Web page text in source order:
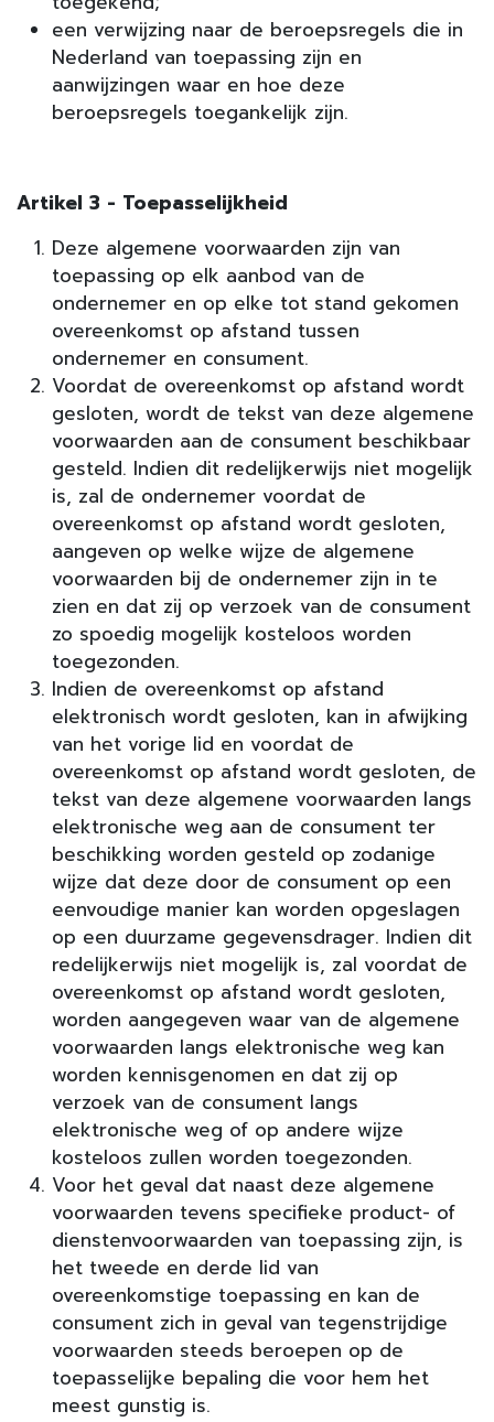
een verwijzing naar de beroepsregels die in
Nederland van toepassing zijn en
aanwijzingen waar en hoe deze
beroepsregels toegankelijk zijn.
Artikel 3 - Toepasselijkheid
Deze algemene voorwaarden zijn van
toepassing op elk aanbod van de
ondernemer en op elke tot stand gekomen
overeenkomst op afstand tussen
ondernemer en consument.
Voordat de overeenkomst op afstand wordt
gesloten, wordt de tekst van deze algemene
voorwaarden aan de consument beschikbaar
gesteld. Indien dit redelijkerwijs niet mogelijk
is, zal de ondernemer voordat de
overeenkomst op afstand wordt gesloten,
aangeven op welke wijze de algemene
voorwaarden bij de ondernemer zijn in te
zien en dat zij op verzoek van de consument
zo spoedig mogelijk kosteloos worden
toegezonden.
Indien de overeenkomst op afstand
elektronisch wordt gesloten, kan in afwijking
van het vorige lid en voordat de
overeenkomst op afstand wordt gesloten, de
tekst van deze algemene voorwaarden langs
elektronische weg aan de consument ter
beschikking worden gesteld op zodanige
wijze dat deze door de consument op een
eenvoudige manier kan worden opgeslagen
op een duurzame gegevensdrager. Indien dit
redelijkerwijs niet mogelijk is, zal voordat de
overeenkomst op afstand wordt gesloten,
worden aangegeven waar van de algemene
voorwaarden langs elektronische weg kan
worden kennisgenomen en dat zij op
verzoek van de consument langs
elektronische weg of op andere wijze
kosteloos zullen worden toegezonden.
Voor het geval dat naast deze algemene
voorwaarden tevens specifieke product- of
dienstenvoorwaarden van toepassing zijn, is
het tweede en derde lid van
overeenkomstige toepassing en kan de
consument zich in geval van tegenstrijdige
voorwaarden steeds beroepen op de
toepasselijke bepaling die voor hem het
meest gunstig is.